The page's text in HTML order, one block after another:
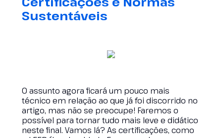
Sustentáveis
O assunto agora ficará um pouco mais
técnico em relação ao que já foi discorrido no
artigo, mas não se preocupe! Faremos o
possível para tornar tudo mais leve e didático
neste final. Vamos lá? As certificações, como